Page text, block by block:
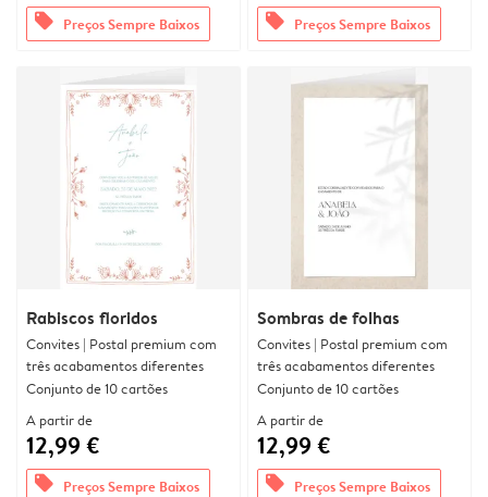
offers Preços Sempre Baixos offers Preços Sempre Baixos
Rabiscos floridos
Convites | Postal premium com
três acabamentos diferentes
Conjunto de 10 cartões
A partir de
12,99 €
offers Preços Sempre Baixos
Sombras de folhas
Convites | Postal premium com
três acabamentos diferentes
Conjunto de 10 cartões
A partir de
12,99 €
offers Preços Sempre Baixos